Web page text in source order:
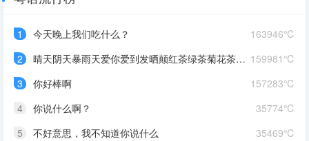
163946℃
1
今天晚上我们吃什么？
159981℃
2
晴天阴天暴雨天爱你爱到发晒颠红茶绿茶菊花茶爱你爱到蒙查查
157283℃
3
你好棒啊
35774℃
4
你说什么啊？
35469℃
5
不好意思，我不知道你说什么